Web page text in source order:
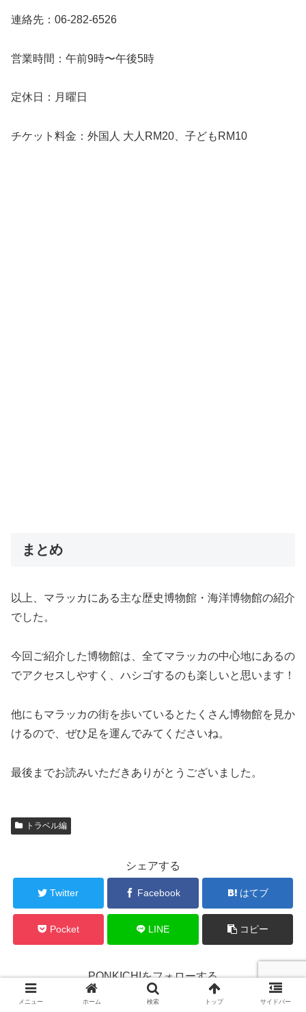
連絡先：06-282-6526
営業時間：午前9時〜午後5時
定休日：月曜日
チケット料金：外国人 大人RM20、子どもRM10
まとめ
以上、マラッカにある主な歴史博物館・海洋博物館の紹介
でした。
今回ご紹介した博物館は、全てマラッカの中心地にあるの
でアクセスしやすく、ハシゴするのも楽しいと思います！
他にもマラッカの街を歩いているとたくさん博物館を見か
けるので、ぜひ足を運んでみてくださいね。
最後までお読みいただきありがとうございました。
トラベル編
シェアする
Twitter Facebook はてブ
Pocket LINE コピー
PONKICHIをフォローする
メニュー ホーム 検索 トップ サイドバー